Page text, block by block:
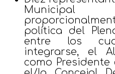
política del
entre los
integrarse, el
como Presidente